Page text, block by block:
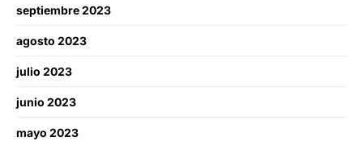
septiembre 2023
agosto 2023
julio 2023
junio 2023
mayo 2023